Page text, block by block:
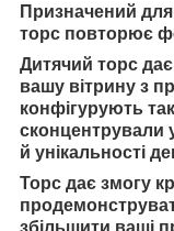
Призначений для
торс повторює
Дитячий торс
вашу вітрину з
конфігурують
сконцентрували
й унікальності
Торс дає змогу
збільшити ваші